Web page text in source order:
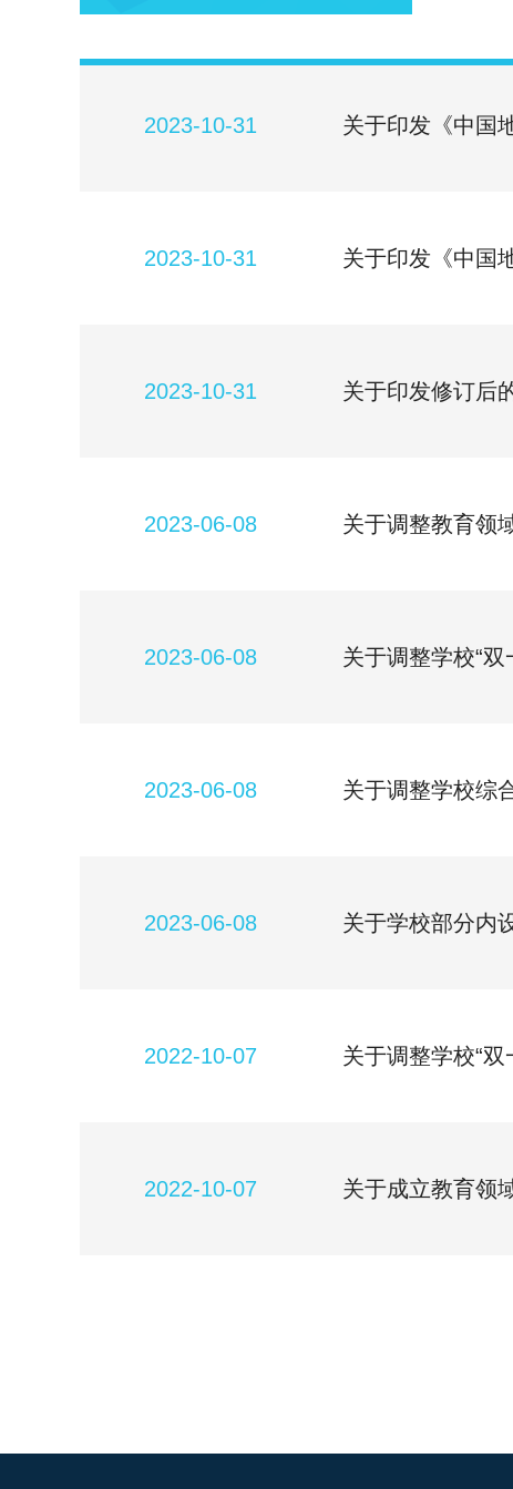
关于印发《中国
2023-10-31
关于印发《中国
2023-10-31
关于印发修订后
2023-10-31
关于调整教育领
2023-06-08
关于调整学校“
2023-06-08
关于调整学校综
2023-06-08
关于学校部分内
2023-06-08
关于调整学校“双
2022-10-07
关于成立教育领
2022-10-07